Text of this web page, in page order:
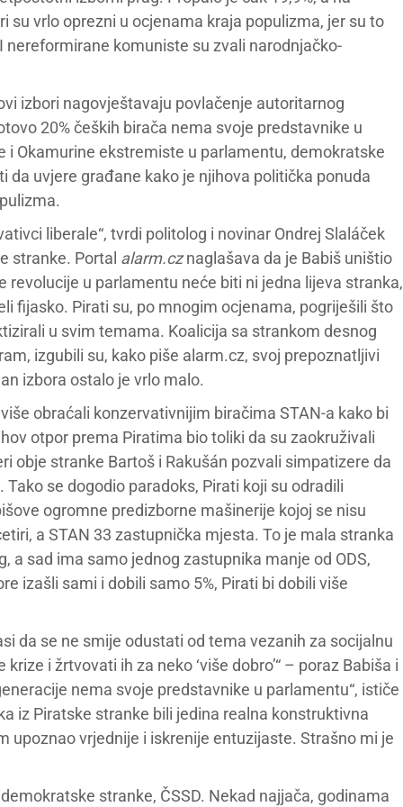
su vrlo oprezni u ocjenama kraja populizma, jer su to
komuniste su zvali narodnjačko-
izbori nagovještavaju povlačenje autoritarnog
20% čeških birača nema svoje predstavnike u
Okamurine ekstremiste u parlamentu, demokratske
uvjere građane kako je njihova politička ponuda
liberale“, tvrdi politolog i novinar Ondrej Slaláček
stranke. Portal alarm.cznaglašava da je Babiš uništio
revolucije u parlamentu neće biti ni jedna lijeva stranka,
fijasko. Pirati su, po mnogim ocjenama, pogriješili što
u svim temama. Koalicija sa strankom desnog
izgubili su, kako piše alarm.cz, svoj prepoznatljivi
izbora ostalo je vrlo malo.
obraćali konzervativnijim biračima STAN-a kako bi
otpor prema Piratima bio toliki da su zaokruživali
obje stranke Bartoš i Rakušán pozvali simpatizere da
se dogodio paradoks, Pirati koji su odradili
ogromne predizborne mašinerije kojoj se nisu
a STAN 33 zastupnička mjesta. To je mala stranka
a sad ima samo jednog zastupnika manje od ODS,
izašli sami i dobili samo 5%, Pirati bi dobili više
da se ne smije odustati od tema vezanih za socijalnu
i žrtvovati ih za neko ‘više dobro’“ – poraz Babiša i
nema svoje predstavnike u parlamentu“, ističe
iz Piratske stranke bili jedina realna konstruktivna
upoznao vrjednije i iskrenije entuzijaste. Strašno mi je
stranke, ČSSD. Nekad najjača, godinama